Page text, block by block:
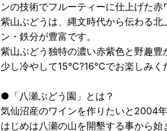
ンの技術でフルーティーに仕上げた赤
紫山ぶどうは、縄文時代から伝わる
ン・鉄分が豊富です。
紫山ぶどう独特の濃い赤紫色と野趣豊
少し冷やして15℃?16℃でお楽しみく
●「八瀬ぶどう園」とは？
気仙沼産のワインを作りたいと2004
はじめは八瀬の山を開墾する事から始